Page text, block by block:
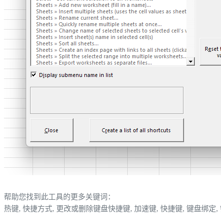
帮助您找到此工具的更多关键词：
热键, 快捷方式, 更改或删除键盘快捷键, 加速键, 快捷键, 键盘绑定,